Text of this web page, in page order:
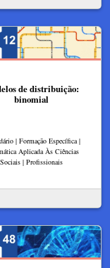
de distribuição:
binomial
| Formação Específica |
Aplicada Às Ciências
Sociais | Profissionais